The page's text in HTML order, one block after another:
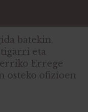
batekin
eta
Errege
osteko ofizioen